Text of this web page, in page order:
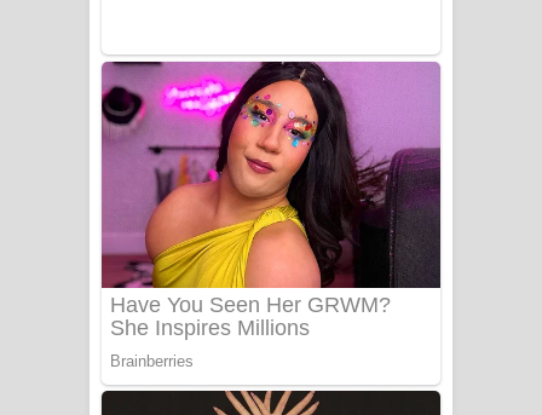
යායේ දිලෙනා ගීතයේ පද පෙළ
Ow Man Sosa Song Lyrics - ඔව් මං
සෝසා ගීතයේ පද පෙළ
Heavy Weight Song Lyrics
Aye Lanweela Song Lyrics - ආයේ
ලංවීලා ගීතයේ පද පෙළ
Ala purannata Song Lyrics - ආල